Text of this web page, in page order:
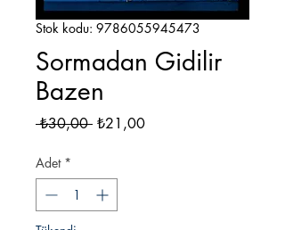
Stok kodu: 9786055945473
Sormadan Gidilir
Bazen
₺30,00 Normal
₺21,00İndirimli
Adet *